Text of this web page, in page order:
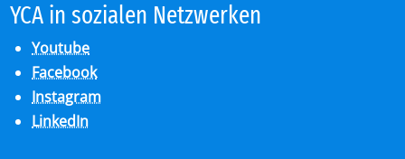
YCA in so­zia­len Netz­wer­ken
Youtube
Facebook
Instagram
LinkedIn